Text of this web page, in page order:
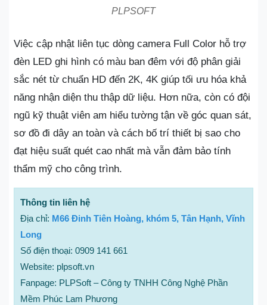
PLPSOFT
Việc cập nhật liên tục dòng camera Full Color hỗ trợ
đèn LED ghi hình có màu ban đêm với độ phân giải
sắc nét từ chuẩn HD đến 2K, 4K giúp tối ưu hóa khả
năng nhận diện thu thập dữ liệu. Hơn nữa, còn có đội
ngũ kỹ thuật viên am hiểu tường tận về góc quan sát,
sơ đồ đi dây an toàn và cách bố trí thiết bị sao cho
đạt hiệu suất quét cao nhất mà vẫn đảm bảo tính
thẩm mỹ cho công trình.
Thông tin liên hệ
Địa chỉ: M66 Đinh Tiên Hoàng, khóm 5, Tân Hạnh, Vĩnh
Long
Số điện thoại: 0909 141 661
Website: plpsoft.vn
Fanpage: PLPSoft – Công ty TNHH Công Nghệ Phần
Mềm Phúc Lam Phương